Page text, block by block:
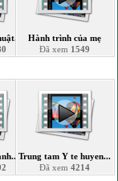
Hành trình của mẹ
Đã xem 1549
Trung tam Y te huyen...
Đã xem4214